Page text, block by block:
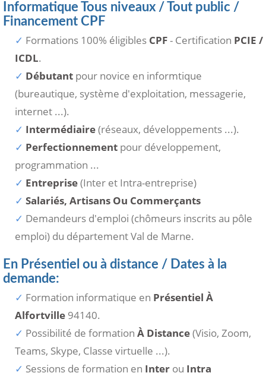
Informatique Tous niveaux / Tout public /
Financement CPF
Formations 100% éligibles CPF- Certification PCIE /
ICDL.
Débutant pour novice en informtique
(bureautique, système d'exploitation, messagerie,
internet ...).
Intermédiaire(réseaux, développements ...).
Perfectionnement pour développement,
programmation ...
Entreprise(Inter et Intra-entreprise)
Salariés, Artisans Ou Commerçants
Demandeurs d'emploi (chômeurs inscrits au pôle
emploi) du département Val de Marne.
En Présentiel ou à distance / Dates à la
demande:
Formation informatique en Présentiel À
Alfortville 94140.
Possibilité de formation À Distance(Visio, Zoom,
Teams, Skype, Classe virtuelle ...).
Sessions de formation en Inter ou Intra